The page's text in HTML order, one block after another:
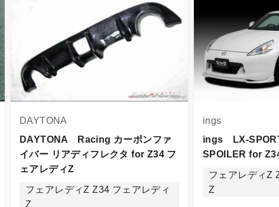
よっては個人宅直送・営業所止めが不可の場合がございます
様をご指定することをお奨め致します。
動車関連業者でなければ、配送出来ないことがあることは予め
身をご確認下さい。
品出荷後5日以内にご連絡をお願いします。
品は、理由を問わず一切お受けできません。
する場合もございますので、ご協力をお願いします。
DAYTONA
DAYTONA Racing カーボンファ
イバー リアディフレクタ for Z34 フ
ェアレディZ
フェアレディZ Z34 フェアレディ
Z
ings
ings LX-
SPOILER for
フェアレディZ
Z